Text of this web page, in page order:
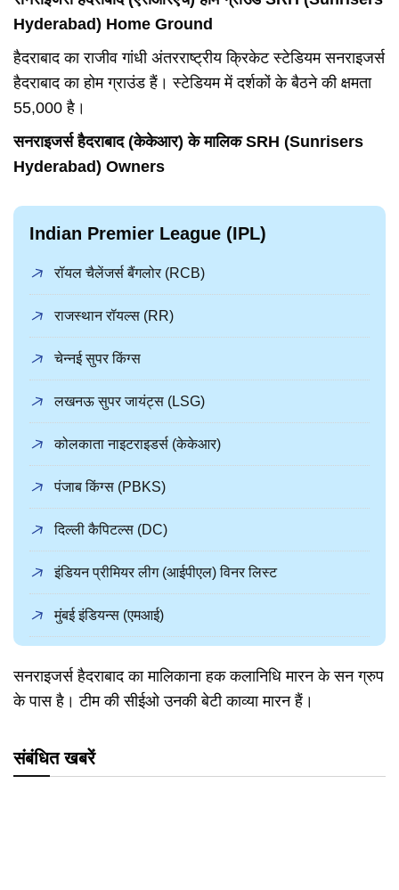
Hyderabad) Home Ground
हैदराबाद का राजीव गांधी अंतरराष्ट्रीय क्रिकेट स्टेडियम सनराइजर्स
हैदराबाद का होम ग्राउंड हैं। स्टेडियम में दर्शकों के बैठने की क्षमता
55,000 है।
सनराइजर्स हैदराबाद (केकेआर) के मालिक SRH (Sunrisers
Hyderabad) Owners
Indian Premier League (IPL)
रॉयल चैलेंजर्स बैंगलोर (RCB)
राजस्थान रॉयल्स (RR)
चेन्नई सुपर किंग्स
लखनऊ सुपर जायंट्स (LSG)
कोलकाता नाइटराइडर्स (केकेआर)
पंजाब किंग्स (PBKS)
दिल्ली कैपिटल्स (DC)
इंडियन प्रीमियर लीग (आईपीएल) विनर लिस्ट
मुंबई इंडियन्स (एमआई)
सनराइजर्स हैदराबाद का मालिकाना हक कलानिधि मारन के सन ग्रुप
के पास है। टीम की सीईओ उनकी बेटी काव्या मारन हैं।
संबंधित खबरें